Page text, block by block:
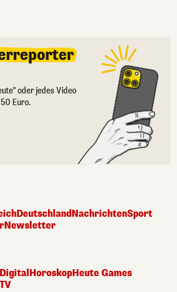
oder jedes Video
Euro.
DeutschlandNachrichtenSport
Newsletter
DigitalHoroskopHeute Games